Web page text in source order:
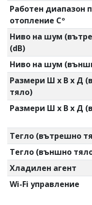
Работен диапазон
отопление Cº
Ниво на шум
(dB)
Ниво на шум
Размери Ш х В х Д
тяло)
Размери Ш х В х Д
Тегло (вътрешно
Тегло (външно
Хладилен агент
Wi-Fi управление